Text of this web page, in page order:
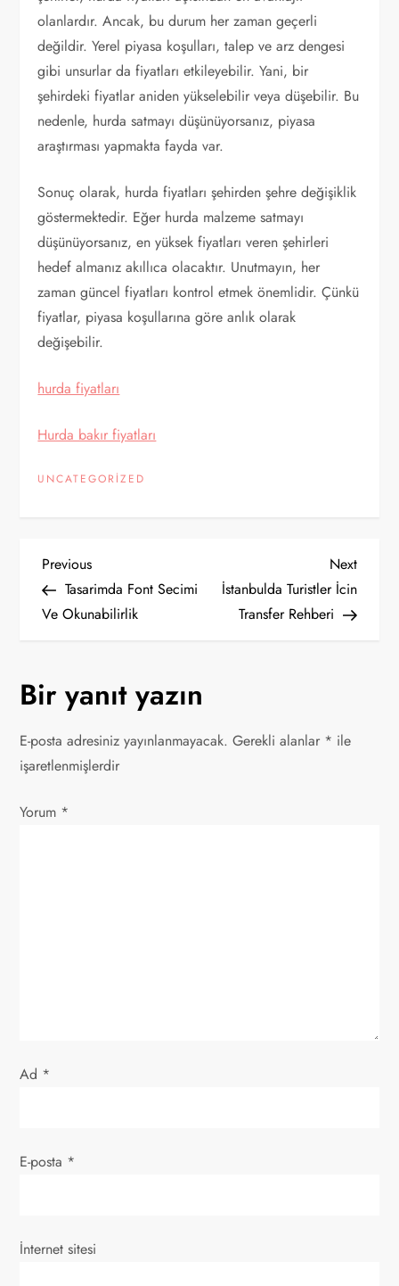
olanlardır. Ancak, bu durum her zaman geçerli
değildir. Yerel piyasa koşulları, talep ve arz dengesi
gibi unsurlar da fiyatları etkileyebilir. Yani, bir
şehirdeki fiyatlar aniden yükselebilir veya düşebilir. Bu
nedenle, hurda satmayı düşünüyorsanız, piyasa
araştırması yapmakta fayda var.
Sonuç olarak, hurda fiyatları şehirden şehre değişiklik
göstermektedir. Eğer hurda malzeme satmayı
düşünüyorsanız, en yüksek fiyatları veren şehirleri
hedef almanız akıllıca olacaktır. Unutmayın, her
zaman güncel fiyatları kontrol etmek önemlidir. Çünkü
fiyatlar, piyasa koşullarına göre anlık olarak
değişebilir.
hurda fiyatları
Hurda bakır fiyatları
UNCATEGORIZED
Y
a
ı
g
e
z
i
Previous
Post
Previous
Tasarimda Font Secimi
Ve Okunabilirlik
Next
Post
Next
İstanbulda Turistler İcin
Transfer Rehberi
Bir yanıt yazın
E-posta adresiniz yayınlanmayacak. Gerekli alanlar * ile
işaretlenmişlerdir
Yorum *
Ad *
E-posta *
İnternet sitesi